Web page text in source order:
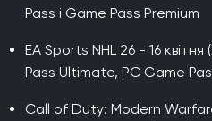
Pass і Game Pass Premium
EA Sports NHL 26 - 16
Pass Ultimate, PC Game
Call of Duty: Modern